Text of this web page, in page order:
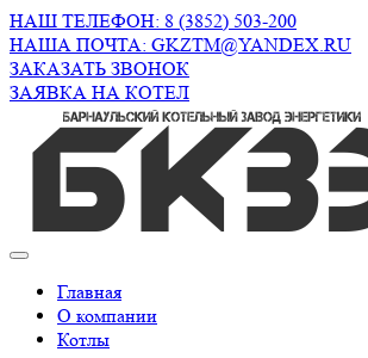
НАШ ТЕЛЕФОН: 8 (3852) 503-200
НАША ПОЧТА: GKZTM@YANDEX.RU
ЗАКАЗАТЬ ЗВОНОК
ЗАЯВКА НА КОТЕЛ
Главная
О компании
Котлы